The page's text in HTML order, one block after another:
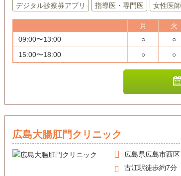
デジタル診察券アプリ 指導医・専門医 女性医師
月 火
09:00〜13:00
○ ○
15:00〜18:00
○ ○
広島大腸肛門クリニック
広島県広島市西区
古江駅徒歩約7分